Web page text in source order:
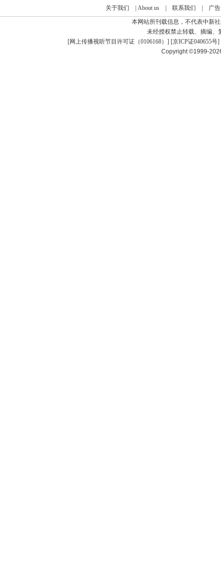
关于我们 | About us| 联系我们 |
广
本网站所刊载信息，不代表中新
未经授权禁止转载、摘编、
[网上传播视听节目许可证（0106168） ] [京ICP证040655号]
Copyright ©1999-